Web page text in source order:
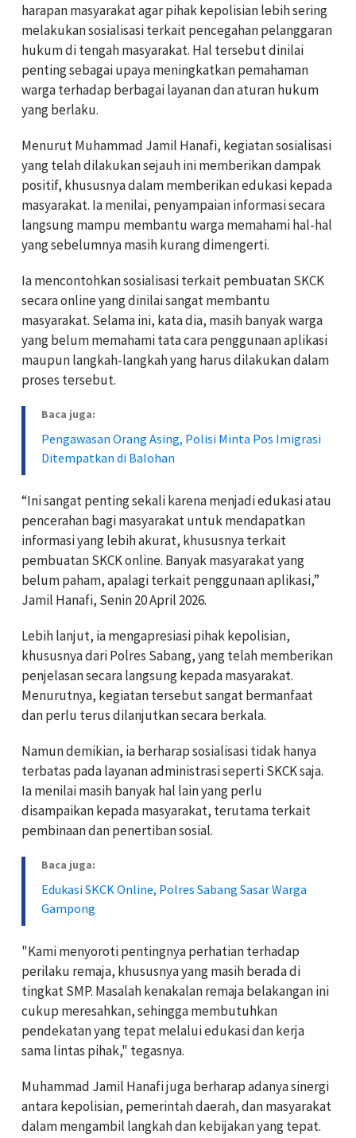
harapan masyarakat agar pihak kepolisian lebih sering
melakukan sosialisasi terkait pencegahan pelanggaran
hukum di tengah masyarakat. Hal tersebut dinilai
penting sebagai upaya meningkatkan pemahaman
warga terhadap berbagai layanan dan aturan hukum
yang berlaku.
Menurut Muhammad Jamil Hanafi, kegiatan sosialisasi
yang telah dilakukan sejauh ini memberikan dampak
positif, khususnya dalam memberikan edukasi kepada
masyarakat. Ia menilai, penyampaian informasi secara
langsung mampu membantu warga memahami hal-hal
yang sebelumnya masih kurang dimengerti.
Ia mencontohkan sosialisasi terkait pembuatan SKCK
secara online yang dinilai sangat membantu
masyarakat. Selama ini, kata dia, masih banyak warga
yang belum memahami tata cara penggunaan aplikasi
maupun langkah-langkah yang harus dilakukan dalam
proses tersebut.
Baca juga:
Pengawasan Orang Asing, Polisi Minta Pos Imigrasi
Ditempatkan di Balohan
“Ini sangat penting sekali karena menjadi edukasi atau
pencerahan bagi masyarakat untuk mendapatkan
informasi yang lebih akurat, khususnya terkait
pembuatan SKCK online. Banyak masyarakat yang
belum paham, apalagi terkait penggunaan aplikasi,”
Jamil Hanafi, Senin 20 April 2026.
Lebih lanjut, ia mengapresiasi pihak kepolisian,
khususnya dari Polres Sabang, yang telah memberikan
penjelasan secara langsung kepada masyarakat.
Menurutnya, kegiatan tersebut sangat bermanfaat
dan perlu terus dilanjutkan secara berkala.
Namun demikian, ia berharap sosialisasi tidak hanya
terbatas pada layanan administrasi seperti SKCK saja.
Ia menilai masih banyak hal lain yang perlu
disampaikan kepada masyarakat, terutama terkait
pembinaan dan penertiban sosial.
Baca juga:
Edukasi SKCK Online, Polres Sabang Sasar Warga
Gampong
"Kami menyoroti pentingnya perhatian terhadap
perilaku remaja, khususnya yang masih berada di
tingkat SMP. Masalah kenakalan remaja belakangan ini
cukup meresahkan, sehingga membutuhkan
pendekatan yang tepat melalui edukasi dan kerja
sama lintas pihak," tegasnya.
Muhammad Jamil Hanafi juga berharap adanya sinergi
antara kepolisian, pemerintah daerah, dan masyarakat
dalam mengambil langkah dan kebijakan yang tepat.